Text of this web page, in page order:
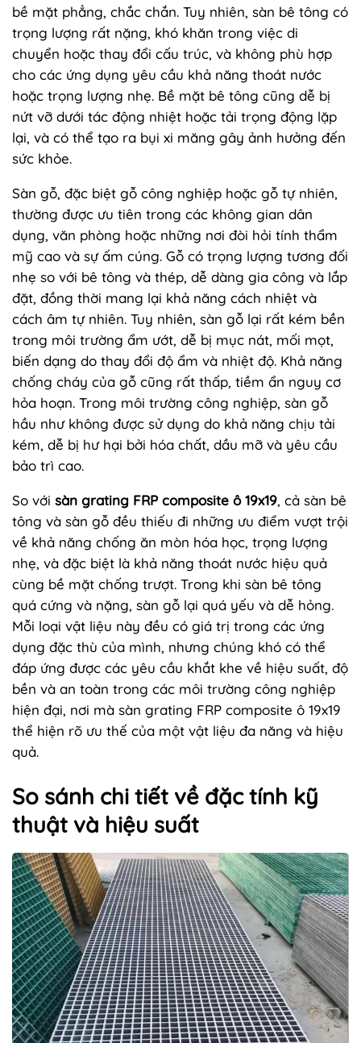
bề mặt phẳng, chắc chắn. Tuy nhiên, sàn bê tông có
trọng lượng rất nặng, khó khăn trong việc di
chuyển hoặc thay đổi cấu trúc, và không phù hợp
cho các ứng dụng yêu cầu khả năng thoát nước
hoặc trọng lượng nhẹ. Bề mặt bê tông cũng dễ bị
nứt vỡ dưới tác động nhiệt hoặc tải trọng động lặp
lại, và có thể tạo ra bụi xi măng gây ảnh hưởng đến
sức khỏe.
Sàn gỗ, đặc biệt gỗ công nghiệp hoặc gỗ tự nhiên,
thường được ưu tiên trong các không gian dân
dụng, văn phòng hoặc những nơi đòi hỏi tính thẩm
mỹ cao và sự ấm cúng. Gỗ có trọng lượng tương đối
nhẹ so với bê tông và thép, dễ dàng gia công và lắp
đặt, đồng thời mang lại khả năng cách nhiệt và
cách âm tự nhiên. Tuy nhiên, sàn gỗ lại rất kém bền
trong môi trường ẩm ướt, dễ bị mục nát, mối mọt,
biến dạng do thay đổi độ ẩm và nhiệt độ. Khả năng
chống cháy của gỗ cũng rất thấp, tiềm ẩn nguy cơ
hỏa hoạn. Trong môi trường công nghiệp, sàn gỗ
hầu như không được sử dụng do khả năng chịu tải
kém, dễ bị hư hại bởi hóa chất, dầu mỡ và yêu cầu
bảo trì cao.
So với sàn grating FRP composite ô 19x19, cả sàn bê
tông và sàn gỗ đều thiếu đi những ưu điểm vượt trội
về khả năng chống ăn mòn hóa học, trọng lượng
nhẹ, và đặc biệt là khả năng thoát nước hiệu quả
cùng bề mặt chống trượt. Trong khi sàn bê tông
quá cứng và nặng, sàn gỗ lại quá yếu và dễ hỏng.
Mỗi loại vật liệu này đều có giá trị trong các ứng
dụng đặc thù của mình, nhưng chúng khó có thể
đáp ứng được các yêu cầu khắt khe về hiệu suất, độ
bền và an toàn trong các môi trường công nghiệp
hiện đại, nơi mà sàn grating FRP composite ô 19x19
thể hiện rõ ưu thế của một vật liệu đa năng và hiệu
quả.
So sánh chi tiết về đặc tính kỹ
thuật và hiệu suất